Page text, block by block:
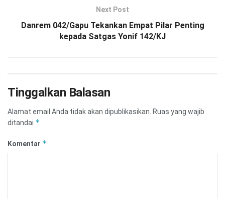
Next Post
Danrem 042/Gapu Tekankan Empat Pilar Penting
kepada Satgas Yonif 142/KJ
Tinggalkan Balasan
Alamat email Anda tidak akan dipublikasikan. Ruas yang wajib
ditandai *
Komentar *